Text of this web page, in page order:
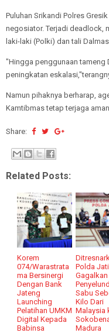
Puluhan Srikandi Polres
negosiator. Terjadi deadlock,
laki-laki (Polki) dan tali
"Hingga penggunaan tameng
peningkatan
Namun pihaknya berharap,
Kamtibmas tetap terjaga
Share:
Related Posts:
Korem
074/Warastrata
ma Bersinergi
Dengan Bank
Jateng
Launching
Pelatihan UMKM
Digital Kepada
Babinsa
Polda
Gagalkan
Sabu
Kilo Dari
Malaysia
Madura